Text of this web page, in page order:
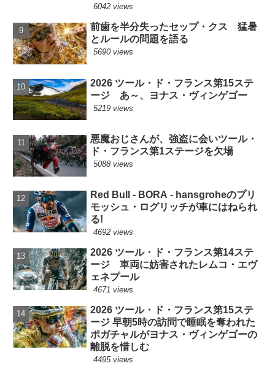
6042 views
前歯を半分失ったセップ・クス 猛暑
とルールの問題を語る
5690 views
2026 ツール・ド・フランス第15ステ
ージ あ～、ヨナス・ヴィンゲゴー
5219 views
悪魔おじさんが、強盗に会いツール・
ド・フランス第1ステージを欠場
5088 views
Red Bull - BORA - hansgroheのプリ
モッシュ・ログリッチが車にはねられ
る!
4692 views
2026 ツール・ド・フランス第14ステ
ージ 車両に妨害されたレムコ・エヴ
ェネプール
4671 views
2026 ツール・ド・フランス第15ステ
ージ 早朝5時の訪問で睡眠を奪われた
ポガチャルがヨナス・ヴィンゲゴーの
離脱を惜しむ
4495 views